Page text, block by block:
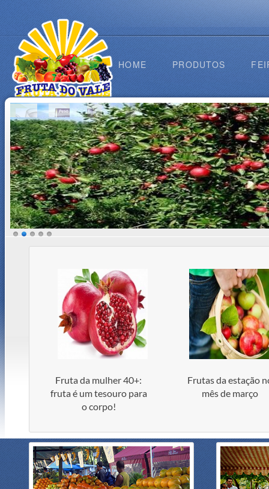
HOME PRODUTOS
Fruta da mulher 40+:
fruta é um tesouro para
o corpo!
Frutas da estação
mês de março